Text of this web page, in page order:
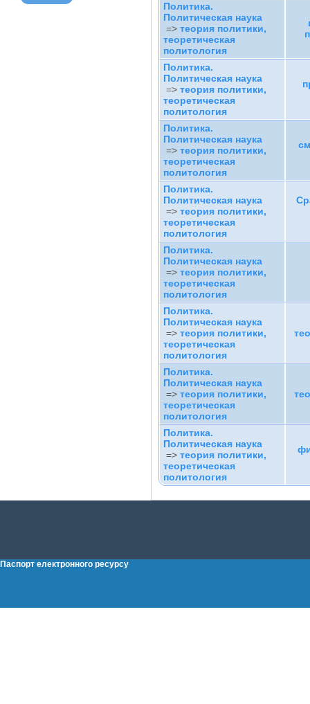
Политика.
Политическая наука
=> теория политики,
теоретическая
политология
Политика.
Политическая наука
=> теория политики,
теоретическая
политология
Политика.
Политическая наука
=> теория политики,
теоретическая
политология
Политика.
Политическая наука
=> теория политики,
теоретическая
политология
Политика.
Политическая наука
=> теория политики,
теоретическая
политология
Политика.
Политическая наука
=> теория политики,
теоретическая
политология
Политика.
Политическая наука
=> теория политики,
теоретическая
политология
Политика.
Политическая наука
=> теория политики,
теоретическая
политология
Паспорт електронного ресурсу